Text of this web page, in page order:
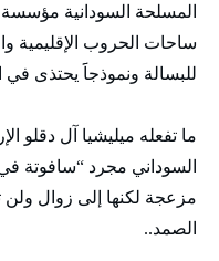
المسلحة السودانية
ساحات الحروب الإقليمية
للبسالة ونموذجاََ يحتذى في
ما تفعله ميليشيا آل دقلو
السوداني مجرد “سافوتة
مزعجة لكنها إلى زوال ولن
الصمد..